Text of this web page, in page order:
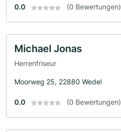
0.0 (0 Bewertungen)
Michael Jonas
Herrenfriseur
Moorweg 25, 22880 Wedel
0.0 (0 Bewertungen)